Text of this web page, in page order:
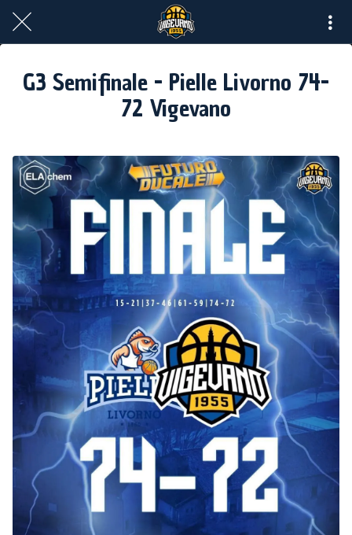
G3 Semifinale - Pielle Livorno 74-
72 Vigevano